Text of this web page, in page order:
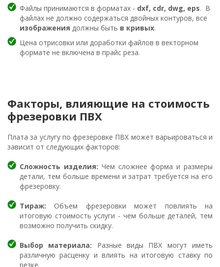
Файлы принимаются в форматах - dxf, cdr, dwg, eps. В
файлах не должно содержаться двойных контуров, все
изображения должны быть в кривых.
Цена отрисовки или доработки файлов в векторном
формате не включена в прайс реза.
Факторы, влияющие на стоимость
фрезеровки ПВХ
Плата за услугу по фрезеровке ПВХ может варьироваться и
зависит от следующих факторов:
Сложность изделия: Чем сложнее форма и размеры
детали, тем больше времени и затрат требуется на его
фрезеровку.
Тираж: Объем фрезеровки может повлиять на
итоговую стоимость услуги - чем больше деталей, тем
возможно получить скидку.
Выбор материала: Разные виды ПВХ могут иметь
различную расценку и влиять на итоговую ставку по
резке.